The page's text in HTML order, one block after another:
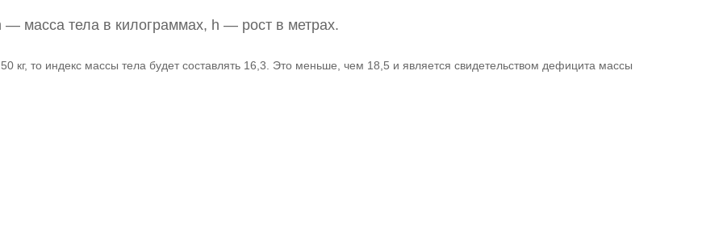
масса тела в килограммах, h — рост в метрах.
кг, то индекс массы тела будет составлять 16,3. Это меньше, чем 18,5 и является свидетельством дефицита массы